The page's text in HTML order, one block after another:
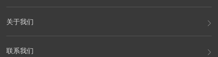
关于我们
联系我们